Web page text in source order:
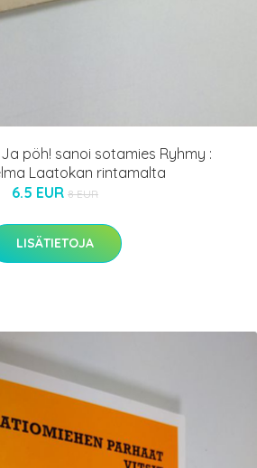
pöh! sanoi sotamies Ryhmy :
Laatokan rintamalta
6.5 EUR 8 EUR
LISÄTIETOJA